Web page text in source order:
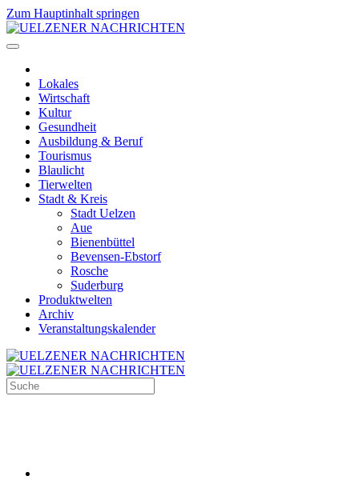
Zum Hauptinhalt springen
Lokales
Wirtschaft
Kultur
Gesundheit
Ausbildung & Beruf
Tourismus
Blaulicht
Tierwelten
Stadt & Kreis
Stadt Uelzen
Aue
Bienenbüttel
Bevensen-Ebstorf
Rosche
Suderburg
Produktwelten
Archiv
Veranstaltungskalender